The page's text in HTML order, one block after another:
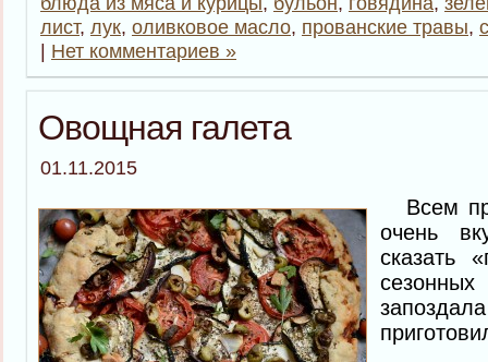
лист, лук, оливковое масло, прованские травы,
| Нет комментариев »
Овощная галета
01.11.2015
Всем
очень
сказать